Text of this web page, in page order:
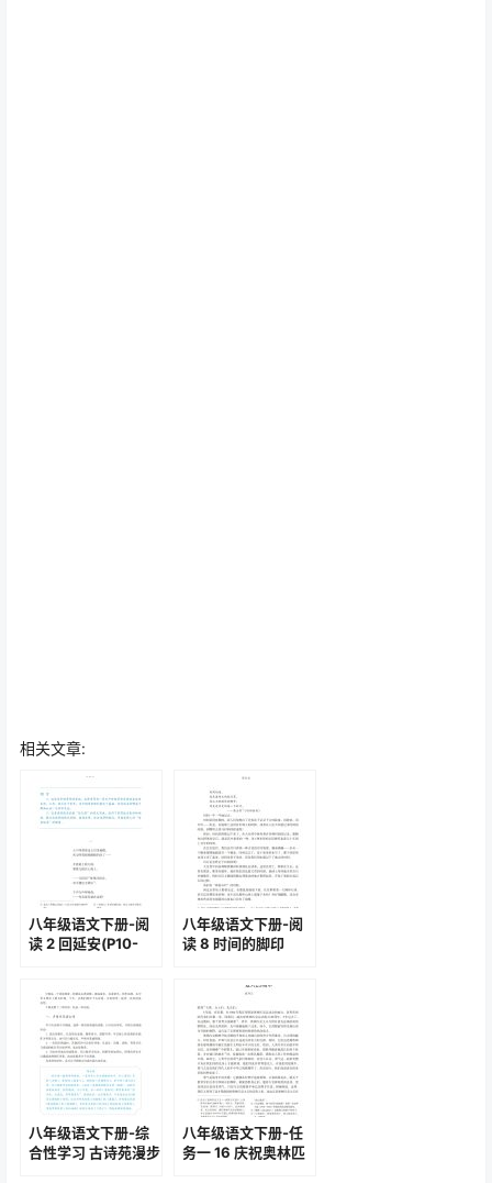
相关文章:
八年级语文下册-阅
读 2 回延安(P10-
八年级语文下册-阅
读 8 时间的脚印
八年级语文下册-综
合性学习 古诗苑漫步
八年级语文下册-任
务一 16 庆祝奥林匹